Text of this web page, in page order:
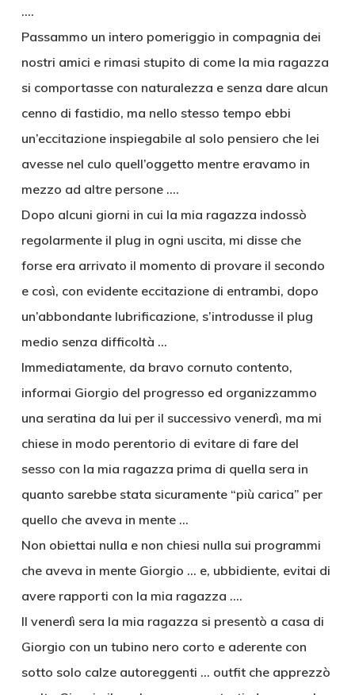
….
Passammo un intero pomeriggio in compagnia dei
nostri amici e rimasi stupito di come la mia ragazza
si comportasse con naturalezza e senza dare alcun
cenno di fastidio, ma nello stesso tempo ebbi
un’eccitazione inspiegabile al solo pensiero che lei
avesse nel culo quell’oggetto mentre eravamo in
mezzo ad altre persone ….
Dopo alcuni giorni in cui la mia ragazza indossò
regolarmente il plug in ogni uscita, mi disse che
forse era arrivato il momento di provare il secondo
e così, con evidente eccitazione di entrambi, dopo
un’abbondante lubrificazione, s’introdusse il plug
medio senza difficoltà …
Immediatamente, da bravo cornuto contento,
informai Giorgio del progresso ed organizzammo
una seratina da lui per il successivo venerdì, ma mi
chiese in modo perentorio di evitare di fare del
sesso con la mia ragazza prima di quella sera in
quanto sarebbe stata sicuramente “più carica” per
quello che aveva in mente …
Non obiettai nulla e non chiesi nulla sui programmi
che aveva in mente Giorgio … e, ubbidiente, evitai di
avere rapporti con la mia ragazza ….
Il venerdì sera la mia ragazza si presentò a casa di
Giorgio con un tubino nero corto e aderente con
sotto solo calze autoreggenti … outfit che apprezzò